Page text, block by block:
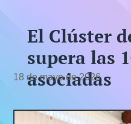
El Clúster
supera las
asociadas
18 de mayo de 2026